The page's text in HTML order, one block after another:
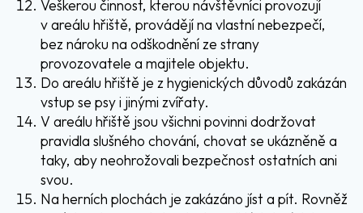
Veškerou činnost, kterou návštěvníci provozují
v areálu hřiště, provádějí na vlastní nebezpečí,
bez nároku na odškodnění ze strany
provozovatele a majitele objektu.
Do areálu hřiště je z hygienických důvodů zakázán
vstup se psy i jinými zvířaty.
V areálu hřiště jsou všichni povinni dodržovat
pravidla slušného chování, chovat se ukázněně a
taky, aby neohrožovali bezpečnost ostatních ani
svou.
Na herních plochách je zakázáno jíst a pít. Rovněž